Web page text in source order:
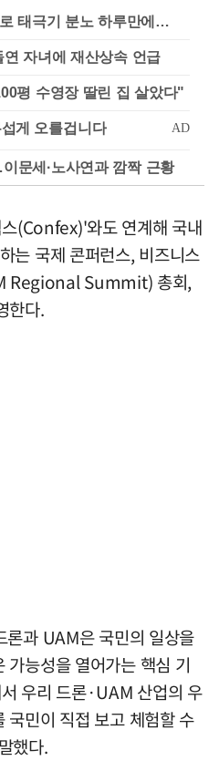
태극기 분노 하루만에…
자녀에 재산상속 언급
평 수영장 딸린 집 살았다"
문세·노사연과 깜짝 근황
(Confex)'와도 연계해 국내
는 국제 콘퍼런스, 비즈니스
Regional Summit) 총회,
한다.
과 UAM은 국민의 일상을
가능성을 열어가는 핵심 기
우리 드론·UAM 산업의 우
국민이 직접 보고 체험할 수
했다.